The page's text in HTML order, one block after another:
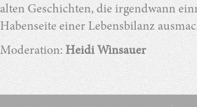
alten Geschichten, die irgendwann
Habenseite einer Lebensbilanz
Moderation:Heidi Winsauer